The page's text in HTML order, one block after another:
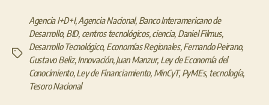
Etiquetas
Agencia I+D+I,Agencia Nacional, Banco Interamericano de
Desarrollo, BID, centros tecnológicos,ciencia, Daniel Filmus,
Desarrollo Tecnológico, Economías Regionales,Fernando Peirano,
Gustavo Beliz,Innovación,Juan Manzur, Ley de Economía del
Conocimiento,Ley de Financiamiento, MinCyT,PyMEs, tecnología,
Tesoro Nacional